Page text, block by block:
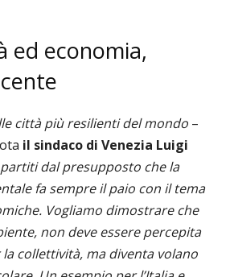
ed economia,
città più resilienti del mondo –
il sindaco di Venezia Luigi
dal presupposto che la
fa sempre il paio con il tema
Vogliamo dimostrare che
non deve essere percepita
collettività, ma diventa volano